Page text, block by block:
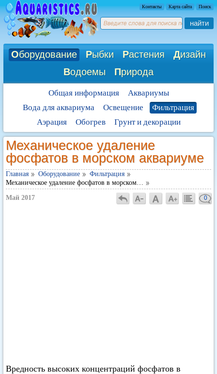
Контакты Карта сайта Поиск
найти
Оборудование Рыбки Растения Дизайн
Водоемы Природа
Общая информация
Аквариумы
Вода для аквариума
Освещение
Фильтрация
Аэрация
Обогрев Грунт и декорации
Механическое удаление
фосфатов в морском аквариуме
Главная Оборудование
Фильтрация
Механическое удаление фосфатов в морском…
Май 2017 0
Вредность высоких концентраций фосфатов в